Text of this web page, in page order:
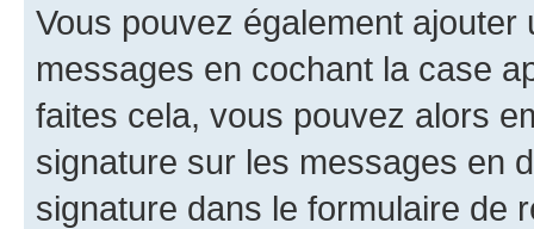
Vous pouvez également
messages en cochant la case
faites cela, vous pouvez alors
signature sur les messages en
signature dans le formulaire de